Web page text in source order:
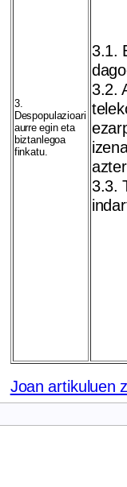
3.
Despopulazioari
aurre egin eta
biztanlegoa
finkatu.
3.1.
3.2.
3.3.
Joan artikuluen